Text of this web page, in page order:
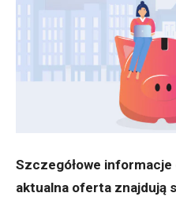
Szczegółowe
aktualna oferta znajdują